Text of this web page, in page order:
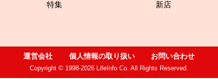
特集 新店
運営会社 個人情報の取り扱い お問い合わせ
Copyright © 1998-2026 LifeInfo Co. All Rights Reserved.